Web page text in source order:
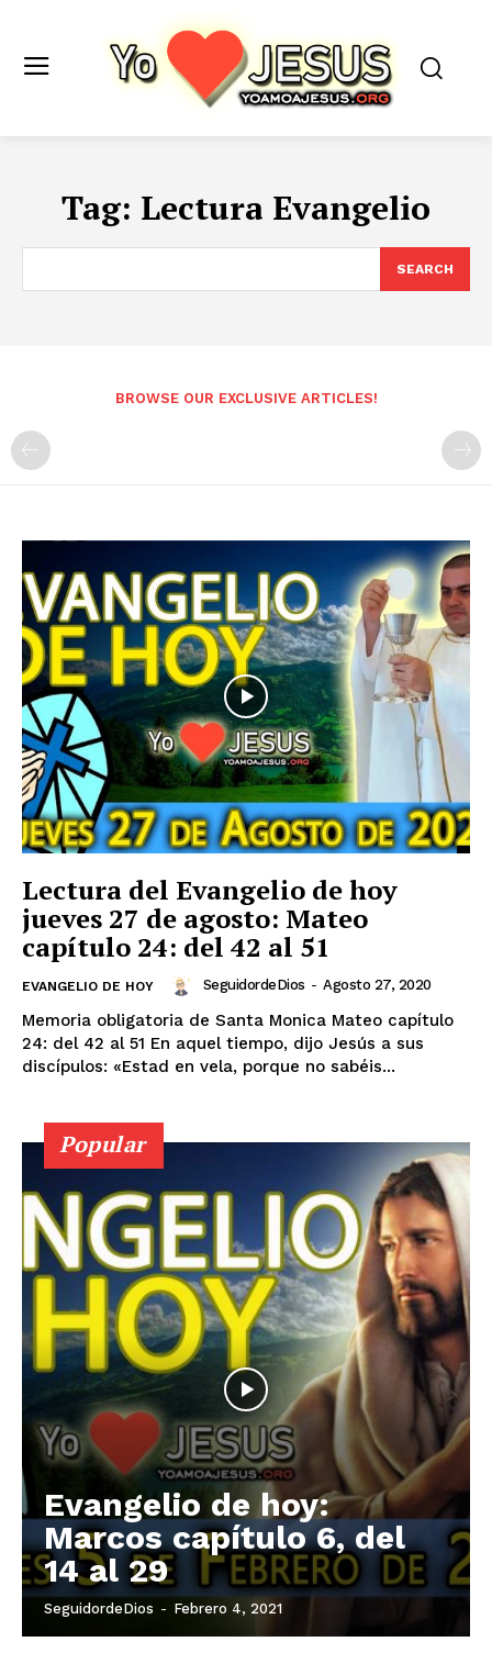
Tag: Lectura Evangelio
SEARCH
BROWSE OUR EXCLUSIVE ARTICLES!
Lectura del Evangelio de hoy
jueves 27 de agosto: Mateo
capítulo 24: del 42 al 51
EVANGELIO DE HOY SeguidordeDios - Agosto 27, 2020
Memoria obligatoria de Santa Monica Mateo capítulo
24: del 42 al 51 En aquel tiempo, dijo Jesús a sus
discípulos: «Estad en vela, porque no sabéis...
Popular
Evangelio de hoy:
Marcos capítulo 6, del
14 al 29
SeguidordeDios - Febrero 4, 2021